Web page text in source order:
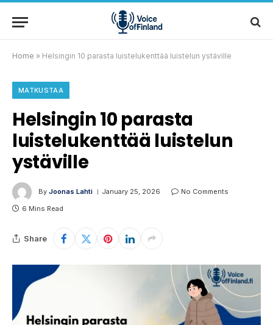
Home » Helsingin 10 parasta luistelukenttää luistelun ystäville
MATKUSTAA
Helsingin 10 parasta
luistelukenttää luistelun
ystäville
By Joonas Lahti January 25, 2026
No Comments
6 Mins Read
Share